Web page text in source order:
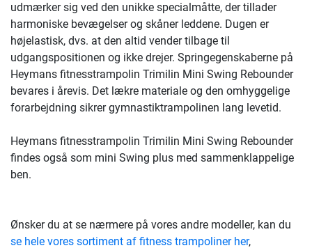
udmærker sig ved den unikke specialmåtte, der tillader
harmoniske bevægelser og skåner leddene. Dugen er
højelastisk, dvs. at den altid vender tilbage til
udgangspositionen og ikke drejer. Springegenskaberne på
Heymans fitnesstrampolin Trimilin Mini Swing Rebounder
bevares i årevis. Det lækre materiale og den omhyggelige
forarbejdning sikrer gymnastiktrampolinen lang levetid.
Heymans fitnesstrampolin Trimilin Mini Swing Rebounder
findes også som mini Swing plus med sammenklappelige
ben.
Ønsker du at se nærmere på vores andre modeller, kan du
se hele vores sortiment af fitness trampoliner her,